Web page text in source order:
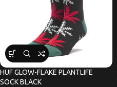
HUF GLOW-FLAKE PLANTLIFE
SOCK BLACK